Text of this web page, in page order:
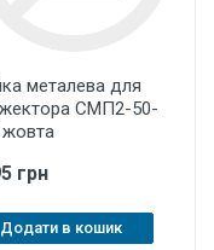
металева для
СМП2-50-
жовта
грн
Додати в кошик